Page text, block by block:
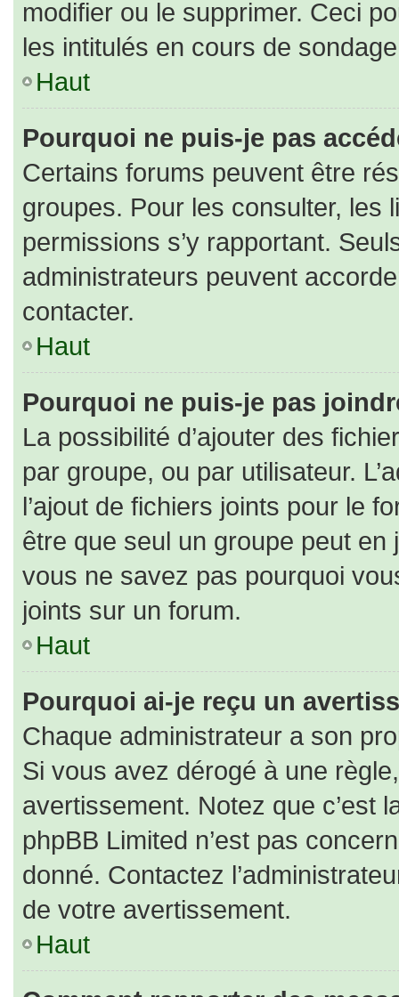
modifier ou le supprimer. Ceci
les intitulés en cours de
Haut
Pourquoi ne puis-je pas
Certains forums peuvent être
groupes. Pour les consulter, les
permissions s’y rapportant.
administrateurs peuvent
contacter.
Haut
Pourquoi ne puis-je pas
La possibilité d’ajouter des
par groupe, ou par utilisateur.
l’ajout de fichiers joints pour le
être que seul un groupe peut en
vous ne savez pas pourquoi
joints sur un forum.
Haut
Pourquoi ai-je reçu un
Chaque administrateur a son
Si vous avez dérogé à une
avertissement. Notez que c’est
phpBB Limited n’est pas
donné. Contactez
de votre avertissement.
Haut